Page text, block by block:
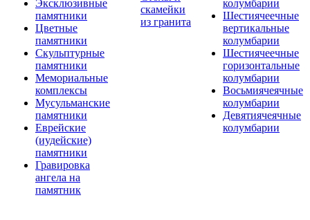
Эксклюзивные
памятники
Цветные
памятники
Скульптурные
памятники
Мемориальные
комплексы
Мусульманские
памятники
Еврейские
(иудейские)
памятники
Гравировка
ангела на
памятник
скамейки
из гранита
колумбарии
Шестиячеечные
вертикальные
колумбарии
Шестиячеечные
горизонтальные
колумбарии
Восьмиячеячные
колумбарии
Девятиячеячные
колумбарии